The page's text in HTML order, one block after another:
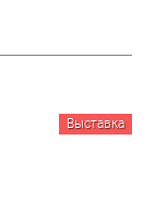
Выставка